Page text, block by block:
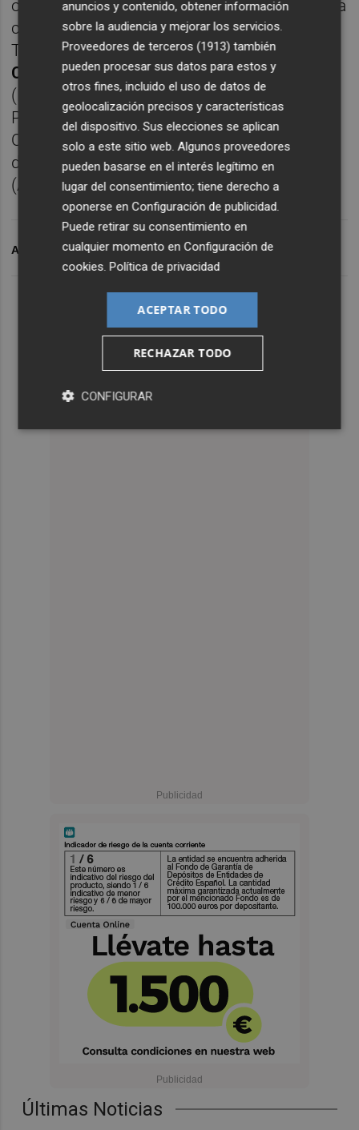
Últimas Noticias
operador de terminales marítimas en España
con intereses en Bilbao (Noatum Container
Terminal Bilbao), Valencia (Noatum
Container Terminal Valencia), Málaga
(Noatum Container Terminal Málaga) y Las
Palmas (Operaciones Canarias Las Palmas,
OPCSA) , así como la terminal más grande
de vehículos del Mediterráneo en Barcelona
(Autoterminal).
ARCHIVADO EN BUCH NOATUM
anuncios y contenido, obtener información
sobre la audiencia y mejorar los servicios.
Proveedores de terceros (1913) también
pueden procesar sus datos para estos y
otros fines, incluido el uso de datos de
geolocalización precisos y características
del dispositivo. Sus elecciones se aplican
solo a este sitio web. Algunos proveedores
pueden basarse en el interés legítimo en
lugar del consentimiento; tiene derecho a
oponerse enConfiguración de publicidad
Puede retirar su consentimiento en
cualquier momento enConfiguración de
cookies .Política de privacidad
ACEPTAR TODO
RECHAZAR TODO
CONFIGURAR